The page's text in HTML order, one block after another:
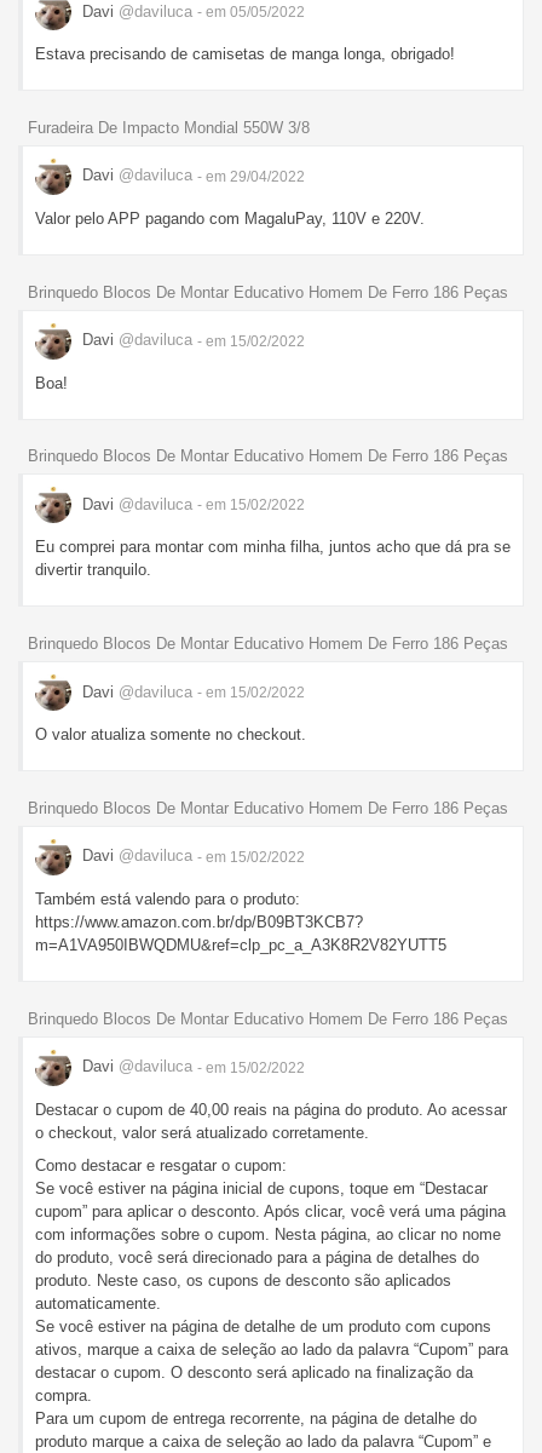
Davi @daviluca - em 05/05/2022
Estava precisando de camisetas de manga longa, obrigado!
Furadeira De Impacto Mondial 550W 3/8
Davi @daviluca - em 29/04/2022
Valor pelo APP pagando com MagaluPay, 110V e 220V.
Brinquedo Blocos De Montar Educativo Homem De Ferro 186 Peças
Davi @daviluca - em 15/02/2022
Boa!
Brinquedo Blocos De Montar Educativo Homem De Ferro 186 Peças
Davi @daviluca - em 15/02/2022
Eu comprei para montar com minha filha, juntos acho que dá pra se
divertir tranquilo.
Brinquedo Blocos De Montar Educativo Homem De Ferro 186 Peças
Davi @daviluca - em 15/02/2022
O valor atualiza somente no checkout.
Brinquedo Blocos De Montar Educativo Homem De Ferro 186 Peças
Davi @daviluca - em 15/02/2022
Também está valendo para o produto:
https://www.amazon.com.br/dp/B09BT3KCB7?
m=A1VA950IBWQDMU&ref=clp_pc_a_A3K8R2V82YUTT5
Brinquedo Blocos De Montar Educativo Homem De Ferro 186 Peças
Davi @daviluca - em 15/02/2022
Destacar o cupom de 40,00 reais na página do produto. Ao acessar
o checkout, valor será atualizado corretamente.
Como destacar e resgatar o cupom:
Se você estiver na página inicial de cupons, toque em “Destacar
cupom” para aplicar o desconto. Após clicar, você verá uma página
com informações sobre o cupom. Nesta página, ao clicar no nome
do produto, você será direcionado para a página de detalhes do
produto. Neste caso, os cupons de desconto são aplicados
automaticamente.
Se você estiver na página de detalhe de um produto com cupons
ativos, marque a caixa de seleção ao lado da palavra “Cupom” para
destacar o cupom. O desconto será aplicado na finalização da
compra.
Para um cupom de entrega recorrente, na página de detalhe do
produto marque a caixa de seleção ao lado da palavra “Cupom” e